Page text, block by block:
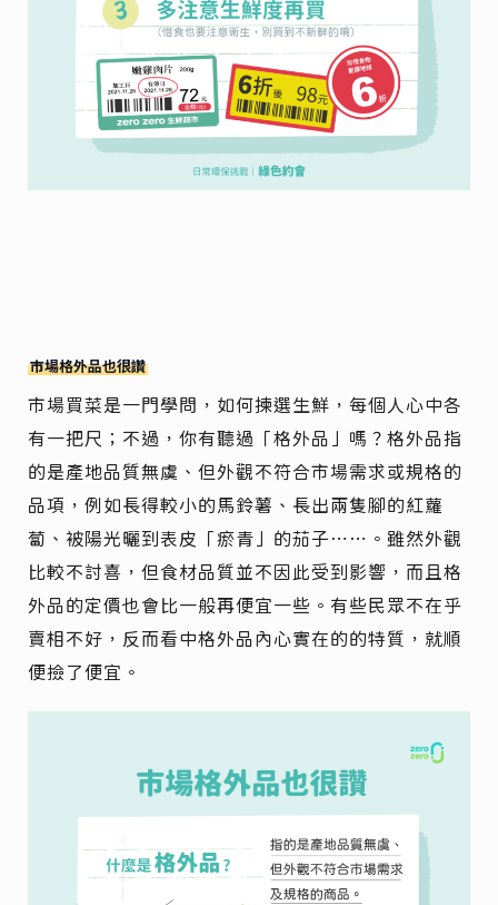
市場格外品也很讚
市場買菜是一門學問，如何揀選生鮮，每個人心中各
有一把尺；不過，你有聽過「格外品」嗎？格外品指
的是產地品質無虞、但外觀不符合市場需求或規格的
品項，例如長得較小的馬鈴薯、長出兩隻腳的紅蘿
蔔、被陽光曬到表皮「瘀青」的茄子⋯⋯。雖然外觀
比較不討喜，但食材品質並不因此受到影響，而且格
外品的定價也會比一般再便宜一些。有些民眾不在乎
賣相不好，反而看中格外品內心實在的的特質，就順
便撿了便宜。